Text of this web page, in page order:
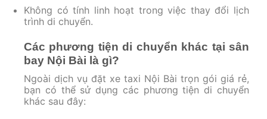
Không có tính linh hoạt trong việc thay đổi lịch
trình di chuyển.
Các phương tiện di chuyển khác tại sân
bay Nội Bài là gì?
Ngoài dịch vụ đặt xe taxi Nội Bài trọn gói giá rẻ,
bạn có thể sử dụng các phương tiện di chuyển
khác sau đây: